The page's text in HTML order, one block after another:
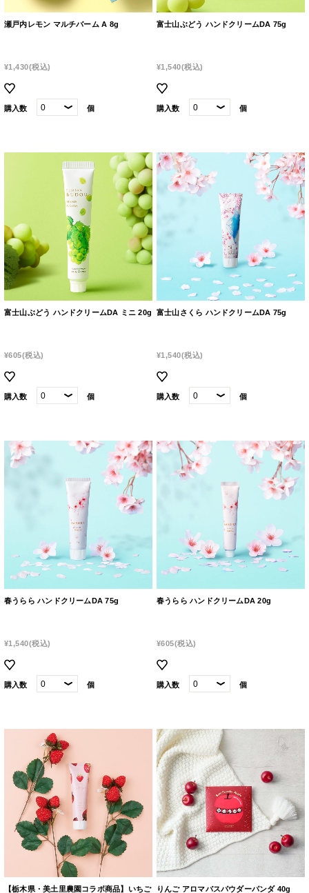
瀬戸内レモン マルチバーム A 8g
¥1,430(税込)
購入数 個
富士山ぶどう ハンドクリームDA 75g
¥1,540(税込)
購入数 個
富士山ぶどう ハンドクリームDA ミニ 20g
¥605(税込)
購入数 個
富士山さくら ハンドクリームDA 75g
¥1,540(税込)
購入数 個
春うらら ハンドクリームDA 75g
¥1,540(税込)
購入数 個
春うらら ハンドクリームDA 20g
¥605(税込)
購入数 個
【栃木県・美土里農園コラボ商品】いちご りんご アロマバスパウダーパンダ 40g